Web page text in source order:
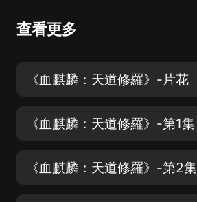
查看更多
《血麒麟：天道修羅》-片花
《血麒麟：天道修羅》-第1集
《血麒麟：天道修羅》-第2集